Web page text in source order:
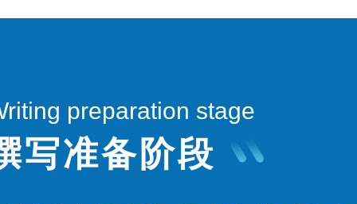
preparation stage
写准备阶段